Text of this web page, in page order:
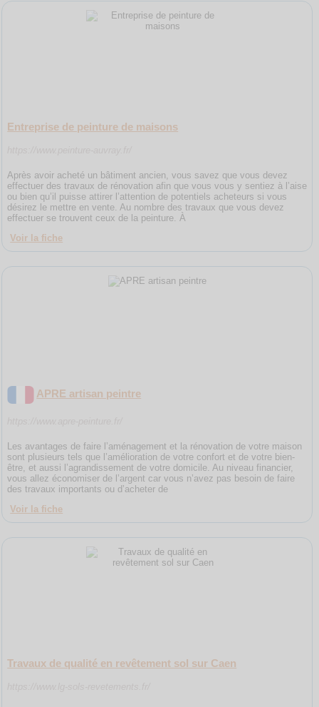
Entreprise de peinture de maisons
Après avoir acheté un bâtiment ancien, vous savez que vous devez
effectuer des travaux de rénovation afin que vous vous y sentiez à l’aise
ou bien qu’il puisse attirer l’attention de potentiels acheteurs si vous
désirez le mettre en vente. Au nombre des travaux que vous devez
effectuer se trouvent ceux de la peinture. À
Voir la fiche
APRE artisan peintre
Les avantages de faire l’aménagement et la rénovation de votre maison
sont plusieurs tels que l’amélioration de votre confort et de votre bien-
être, et aussi l’agrandissement de votre domicile. Au niveau financier,
vous allez économiser de l’argent car vous n’avez pas besoin de faire
des travaux importants ou d’acheter de
Voir la fiche
Travaux de qualité en revêtement sol sur Caen